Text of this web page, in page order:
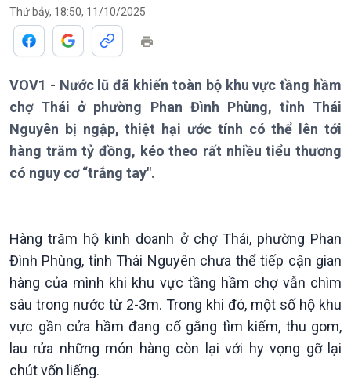
Giới thiệu
Thời sự
Thời sự 6h
Thời sự 12h
Thời sự 18h
Thứ bảy, 18:50, 11/10/2025
VOV1 - Nước lũ đã khiến toàn bộ khu vực tầng hầm
chợ Thái ở phường Phan Đình Phùng, tỉnh Thái
Nguyên bị ngập, thiệt hại ước tính có thể lên tới
hàng trăm tỷ đồng, kéo theo rất nhiều tiểu thương
có nguy cơ “trắng tay".
Hàng trăm hộ kinh doanh ở chợ Thái, phường Phan
Đình Phùng, tỉnh Thái Nguyên chưa thể tiếp cận gian
hàng của mình khi khu vực tầng hầm chợ vẫn chìm
sâu trong nước từ 2-3m. Trong khi đó, một số hộ khu
vực gần cửa hầm đang cố gằng tìm kiếm, thu gom,
lau rửa những món hàng còn lại với hy vọng gỡ lại
chút vốn liếng.